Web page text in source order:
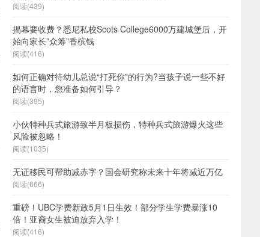
阅读(439)
揭幕要收费？悉尼私校Scots College6000万建城堡后，开
始向家长”众筹”香槟钱
阅读(416)
如何正确对待幼儿总说“打死你”的行为?当孩子说一些不好
的语言时，您准备如何引导？
阅读(395)
小伙特种兵式旅游致半月板损伤，特种兵式旅游爆火这些
风险被忽略！
阅读(1035)
无证移民可帮助减赤字？国会研究称未来十年将减近万亿
阅读(666)
重磅！UBC学费新政5月1日生效！部分学生学费暴涨10
倍！亚裔女生被迫放弃入学！
阅读(416)